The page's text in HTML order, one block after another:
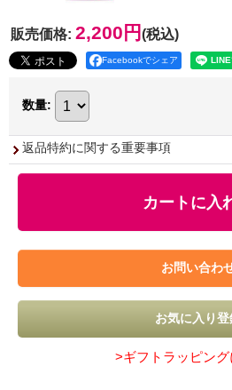
販売価格: 2,200円 (税込)
Facebookでシェア
数量:
返品特約に関する重要事項
>ギフトラッピング